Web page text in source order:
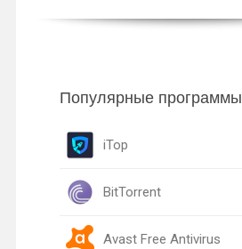
Популярные программы
iTop
BitTorrent
Avast Free Antivirus